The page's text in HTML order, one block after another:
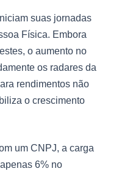
suas jornadas
Física. Embora
o aumento no
os radares da
rendimentos não
o crescimento
um CNPJ, a carga
6% no